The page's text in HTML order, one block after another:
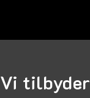
Vi tilbyder